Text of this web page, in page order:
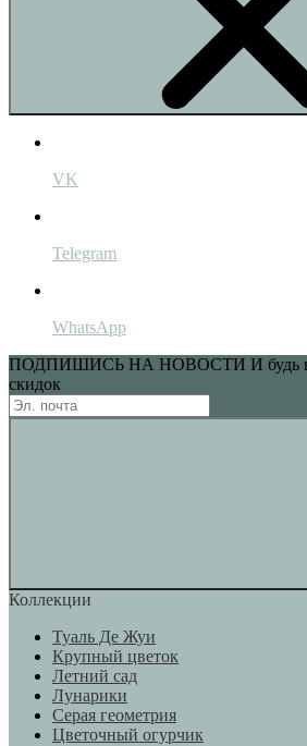
VK
Telegram
WhatsApp
ПОДПИШИСЬ НА НОВОСТИ И будь
скидок
Коллекции
Туаль Де Жуи
Крупный цветок
Летний сад
Лунарики
Серая геометрия
Цветочный огурчик